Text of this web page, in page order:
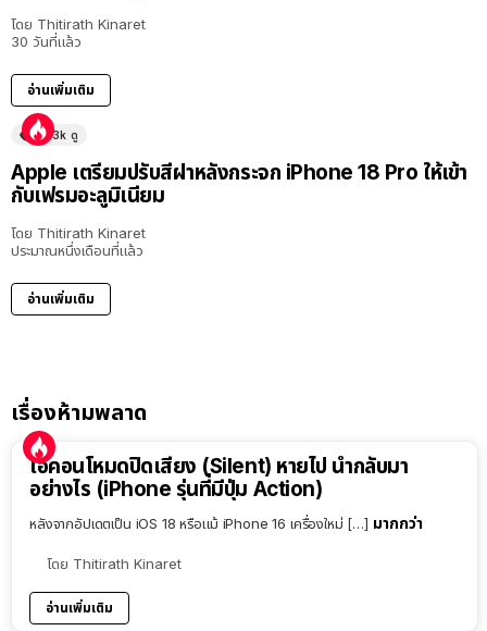
โดย Thitirath Kinaret
30 วันที่แล้ว
อ่านเพิ่มเติม
6.3k ดู
Apple เตรียมปรับสีฝาหลังกระจก iPhone 18 Pro ให้เข้า
กับเฟรมอะลูมิเนียม
โดย Thitirath Kinaret
ประมาณหนึ่งเดือนที่แล้ว
อ่านเพิ่มเติม
เรื่องห้ามพลาด
ไอคอนโหมดปิดเสียง (Silent) หายไป นำกลับมา
อย่างไร (iPhone รุ่นที่มีปุ่ม Action)
หลังจากอัปเดตเป็น iOS 18 หรือแม้ iPhone 16 เครื่องใหม่ […] มากกว่า
โดย Thitirath Kinaret
อ่านเพิ่มเติม